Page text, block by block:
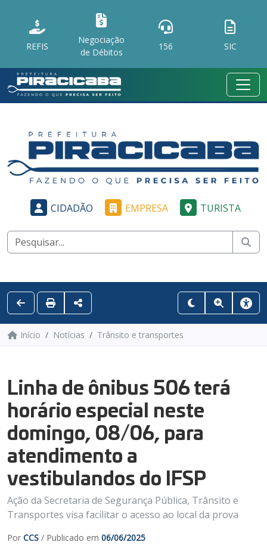
REFIS
Negociação
de Débitos
156 SIC
CIDADÃO EMPRESA TURISTA
Início Notícias Trânsito e transportes
Linha de ônibus 506 terá
horário especial neste
domingo, 08/06, para
atendimento a
vestibulandos do IFSP
Ação da Secretaria de Segurança Pública, Trânsito e
Transportes visa facilitar o acesso ao local da prova
Por CCS / Publicado em 06/06/2025